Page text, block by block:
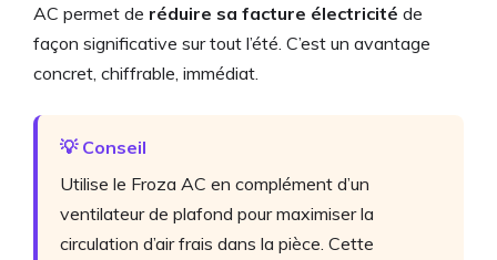
AC permet de réduire sa facture électricité de
façon significative sur tout l’été. C’est un avantage
concret, chiffrable, immédiat.
💡 Conseil
Utilise le Froza AC en complément d’un
ventilateur de plafond pour maximiser la
circulation d’air frais dans la pièce. Cette